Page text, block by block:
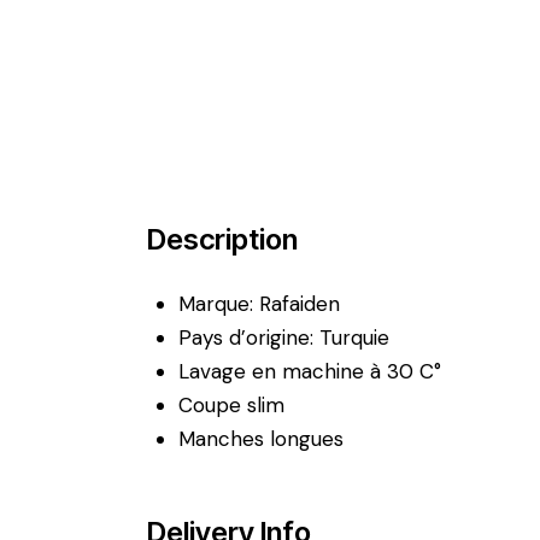
Description
Marque: Rafaiden
Pays d’origine: Turquie
Lavage en machine à 30 C°
Coupe slim
Manches longues
Delivery Info